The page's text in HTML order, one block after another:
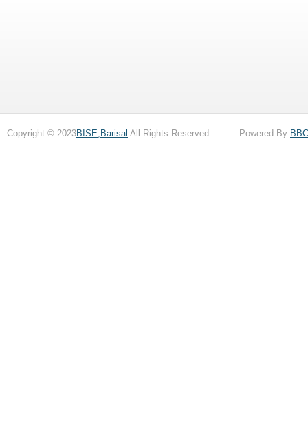
Copyright © 2023BISE,Barisal All Rights Reserved . Powered By